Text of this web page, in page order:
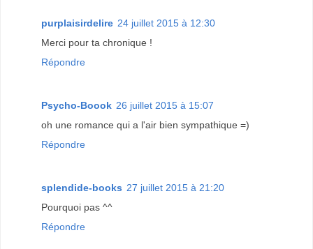
purplaisirdelire 24 juillet 2015 à 12:30
Merci pour ta chronique !
Répondre
Psycho-Boook 26 juillet 2015 à 15:07
oh une romance qui a l'air bien sympathique =)
Répondre
splendide-books 27 juillet 2015 à 21:20
Pourquoi pas ^^
Répondre